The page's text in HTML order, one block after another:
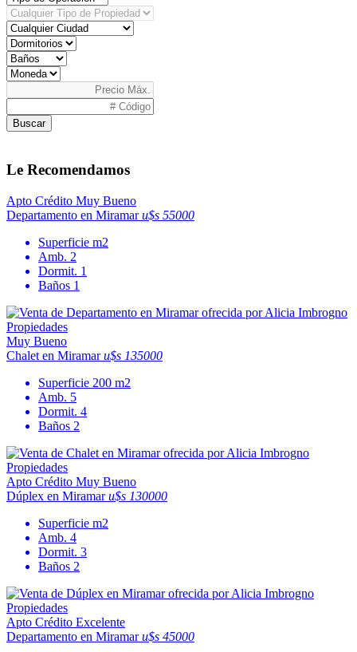
Buscar
Le Recomendamos
Apto Crédito Muy Bueno
Departamento en Miramaru$s 55000
Superficie m2
Amb. 2
Dormit. 1
Baños 1
Muy Bueno
Chalet en Miramaru$s 135000
Superficie 200 m2
Amb. 5
Dormit. 4
Baños 2
Apto Crédito Muy Bueno
Dúplex en Miramaru$s 130000
Superficie m2
Amb. 4
Dormit. 3
Baños 2
Apto Crédito Excelente
Departamento en Miramaru$s 45000